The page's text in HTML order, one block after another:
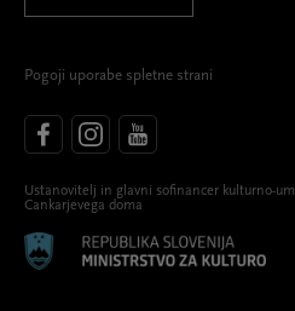
Pogoji uporabe spletne strani
Ustanovitelj in glavni sofinancer kulturno-
Cankarjevega doma